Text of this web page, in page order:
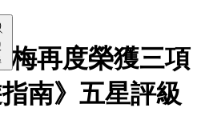
梅再度榮獲三項
指南》五星評級